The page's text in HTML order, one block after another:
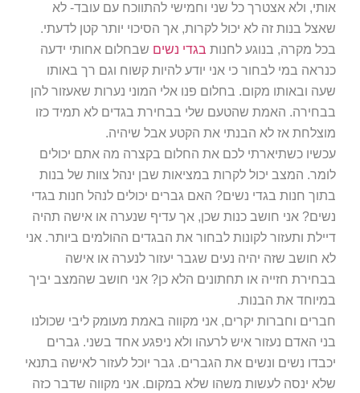
אותי, ולא אצטרך כל שני וחמישי להתווכח עם עובד- לא
שאצל בנות זה לא יכול לקרות, אך הסיכוי יותר קטן לדעתי.
בכל מקרה, בנוגע לחנות בגדי נשים שבחלום אחותי ידעה
כנראה במי לבחור כי אני יודע להיות קשוח וגם רך באותו
שעה ובאותו מקום. בחלום פנו אלי המוני נערות שאעזור להן
בבחירה. האמת שהטעם שלי בבחירת בגדים לא תמיד כזו
מוצלחת אז לא הבנתי את הקטע אבל שיהיה.
עכשיו כשתיארתי לכם את החלום בקצרה מה אתם יכולים
לומר. המצב יכול לקרות במציאות שבן ינהל צוות של בנות
בתוך חנות בגדי נשים? האם גברים יכולים לנהל חנות בגדי
נשים? אני חושב כנות שכן, אך עדיף שנערה או אישה תהיה
דיילת ותעזור לקונות לבחור את הבגדים ההולמים ביותר. אני
לא חושב שזה יהיה נעים שגבר יעזור לנערה או אישה
בבחירת חזייה או תחתונים הלא כן? אני חושב שהמצב יביך
במיוחד את הבנות.
חברים וחברות יקרים, אני מקווה באמת מעומק ליבי שכולנו
בני האדם נעזור איש לרעהו ולא ניפגע אחד בשני. גברים
יכבדו נשים ונשים את הגברים. גבר יוכל לעזור לאישה בתנאי
שלא ינסה לעשות משהו שלא במקום. אני מקווה שדבר כזה